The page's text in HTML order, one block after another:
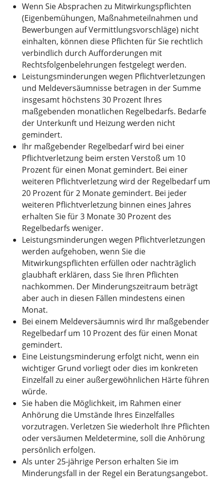
Wenn Sie Absprachen zu Mitwirkungspflichten
(Eigenbemühungen, Maßnahmeteilnahmen und
Bewerbungen auf Vermittlungsvorschläge) nicht
einhalten, können diese Pflichten für Sie rechtlich
verbindlich durch Aufforderungen mit
Rechtsfolgenbelehrungen festgelegt werden.
Leistungsminderungen wegen Pflichtverletzungen
und Meldeversäumnisse betragen in der Summe
insgesamt höchstens 30 Prozent Ihres
maßgebenden monatlichen Regelbedarfs. Bedarfe
der Unterkunft und Heizung werden nicht
gemindert.
Ihr maßgebender Regelbedarf wird bei einer
Pflichtverletzung beim ersten Verstoß um 10
Prozent für einen Monat gemindert. Bei einer
weiteren Pflichtverletzung wird der Regelbedarf um
20 Prozent für 2 Monate gemindert. Bei jeder
weiteren Pflichtverletzung binnen eines Jahres
erhalten Sie für 3 Monate 30 Prozent des
Regelbedarfs weniger.
Leistungsminderungen wegen Pflichtverletzungen
werden aufgehoben, wenn Sie die
Mitwirkungspflichten erfüllen oder nachträglich
glaubhaft erklären, dass Sie Ihren Pflichten
nachkommen. Der Minderungszeitraum beträgt
aber auch in diesen Fällen mindestens einen
Monat.
Bei einem Meldeversäumnis wird Ihr maßgebender
Regelbedarf um 10 Prozent des für einen Monat
gemindert.
Eine Leistungsminderung erfolgt nicht, wenn ein
wichtiger Grund vorliegt oder dies im konkreten
Einzelfall zu einer außergewöhnlichen Härte führen
würde.
Sie haben die Möglichkeit, im Rahmen einer
Anhörung die Umstände Ihres Einzelfalles
vorzutragen. Verletzen Sie wiederholt Ihre Pflichten
oder versäumen Meldetermine, soll die Anhörung
persönlich erfolgen.
Als unter 25-jährige Person erhalten Sie im
Minderungsfall in der Regel ein Beratungsangebot.